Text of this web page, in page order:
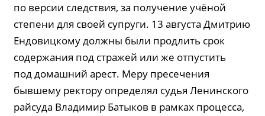
по версии следствия, за получение учёной
степени для своей супруги. 13 августа Дмитрию
Ендовицкому должны были продлить срок
содержания под стражей или же отпустить
под домашний арест. Меру пресечения
бывшему ректору определял судья Ленинского
райсуда Владимир Батыков в рамках процесса,